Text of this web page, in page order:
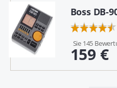
Boss DB-
Sie 145
159 €